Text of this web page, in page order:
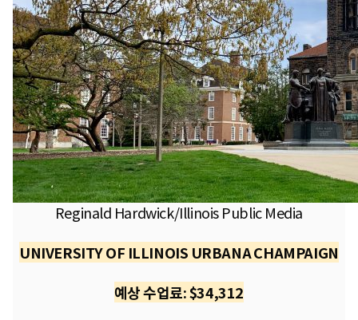
​Reginald Hardwick/Illinois Public Media
UNIVERSITY OF ILLINOIS URBANA CHAMPAIGN
예상 수업료: $34,312